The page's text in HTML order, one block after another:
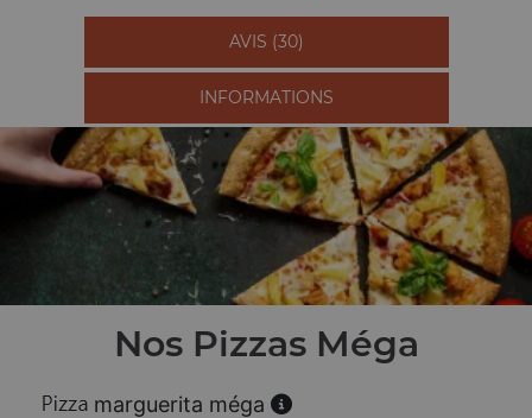
AVIS (30)
INFORMATIONS
Nos Pizzas Méga
marguerita méga